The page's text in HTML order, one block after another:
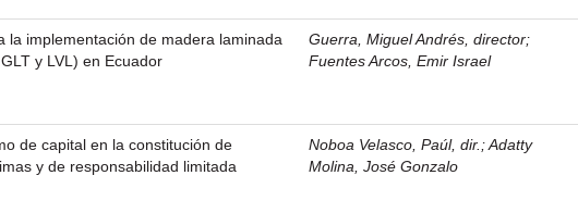
la implementación de madera laminada
y LVL) en Ecuador
Guerra, Miguel Andrés, director;
Fuentes Arcos, Emir Israel
de capital en la constitución de
y de responsabilidad limitada
Noboa Velasco, Paúl, dir. ;Adatty
Molina, José Gonzalo